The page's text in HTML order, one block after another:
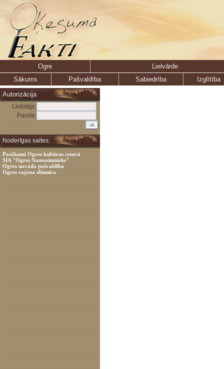
Ogre
Lielvārde
Sākums
Pašvaldība Sabiedrība
Izglītība
Autorizācija
Lietotājs:
Parole:
Noderīgas saites:
Pasākumi Ogres kultūras centrā
SIA "Ogres Namsaimnieks"
Ogres novada pašvaldība
Ogres rajona slimnīca